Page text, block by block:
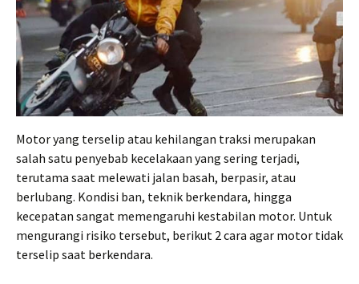
Motor yang terselip atau kehilangan traksi merupakan
salah satu penyebab kecelakaan yang sering terjadi,
terutama saat melewati jalan basah, berpasir, atau
berlubang. Kondisi ban, teknik berkendara, hingga
kecepatan sangat memengaruhi kestabilan motor. Untuk
mengurangi risiko tersebut, berikut 2 cara agar motor tidak
terselip saat berkendara.